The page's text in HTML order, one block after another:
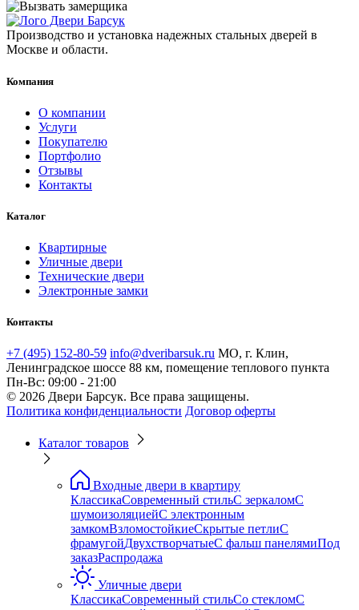
Производство и установка надежных стальных дверей в
Москве и области.
Компания
О компании
Услуги
Покупателю
Портфолио
Отзывы
Контакты
Каталог
Квартирные
Уличные двери
Технические двери
Электронные замки
Контакты
+7 (495) 152-80-59 info@dveribarsuk.ru МО, г. Клин,
Ленинградское шоссе 88 км, помещение теплового пункта
Пн-Вс: 09:00 - 21:00
© 2026 Двери Барсук. Все права защищены.
Политика конфиденциальности Договор оферты
Каталог товаров
Входные двери в квартиру
КлассикаСовременный стильС зеркаломС
шумоизоляциейС электронным
замкомВзломостойкиеСкрытые петлиС
фрамугойДвухстворчатыеС фальш панелямиПод
заказРаспродажа
Уличные двери
КлассикаСовременный стильСо стекломС